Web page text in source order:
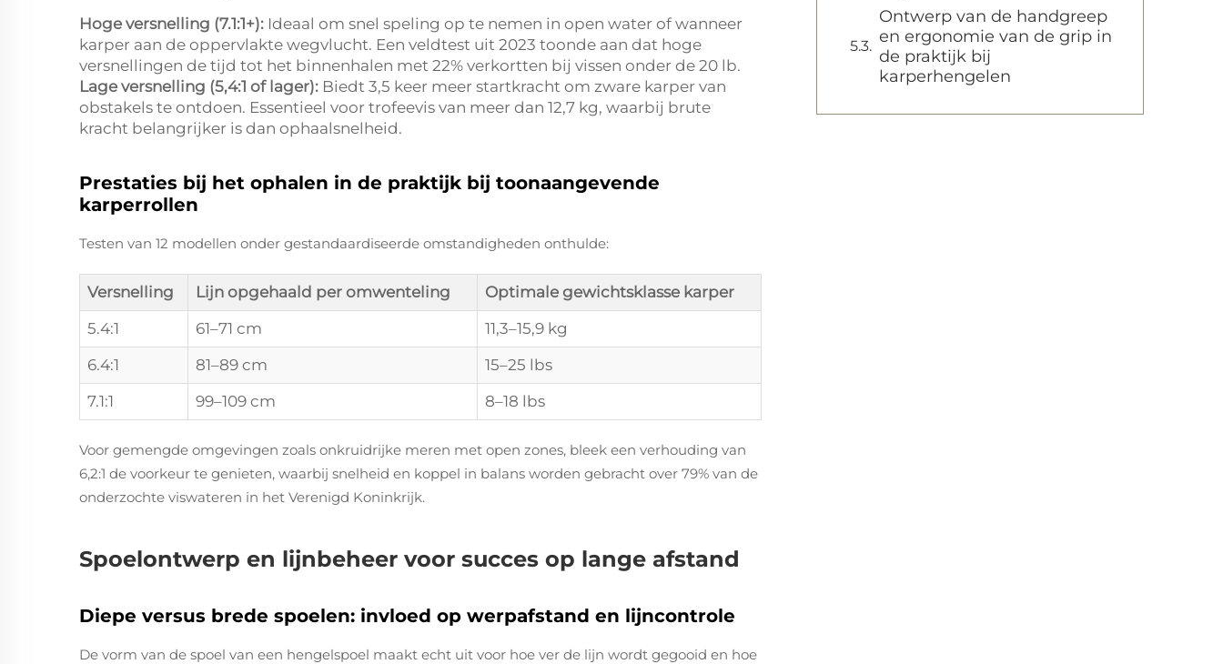
Hoge versnelling (7.1:1+): Ideaal om snel speling op te nemen in open water of wanneer
karper aan de oppervlakte wegvlucht. Een veldtest uit 2023 toonde aan dat hoge
versnellingen de tijd tot het binnenhalen met 22% verkortten bij vissen onder de 20 lb.
Lage versnelling (5,4:1 of lager): Biedt 3,5 keer meer startkracht om zware karper van
obstakels te ontdoen. Essentieel voor trofeevis van meer dan 12,7 kg, waarbij brute
kracht belangrijker is dan ophaalsnelheid.
Prestaties bij het ophalen in de praktijk bij toonaangevende
karperrollen
Testen van 12 modellen onder gestandaardiseerde omstandigheden onthulde:
Versnelling Lijn opgehaald per omwenteling
Optimale gewichtsklasse karper
5.4:1
61–71 cm
11,3–15,9 kg
6.4:1
81–89 cm
15–25 lbs
7.1:1
99–109 cm 8–18 lbs
Voor gemengde omgevingen zoals onkruidrijke meren met open zones, bleek een verhouding van
6,2:1 de voorkeur te genieten, waarbij snelheid en koppel in balans worden gebracht over 79% van de
onderzochte viswateren in het Verenigd Koninkrijk.
Spoelontwerp en lijnbeheer voor succes op lange afstand
Diepe versus brede spoelen: invloed op werpafstand en lijncontrole
De vorm van de spoel van een hengelspoel maakt echt uit voor hoe ver de lijn wordt gegooid en hoe
Ontwerp van de handgreep
en ergonomie van de grip in
de praktijk bij
karperhengelen